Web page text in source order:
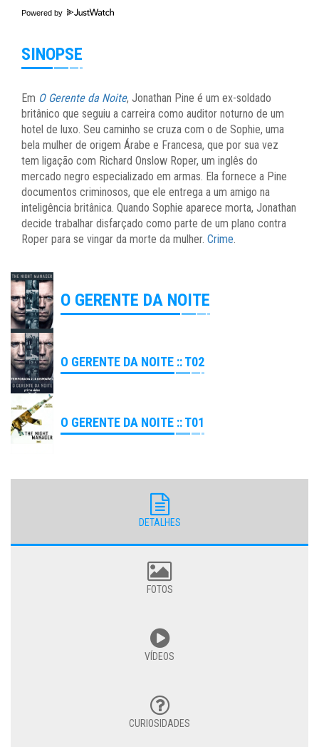
Powered by
SINOPSE
Em O Gerente da Noite, Jonathan Pine é um ex-soldado
britânico que seguiu a carreira como auditor noturno de um
hotel de luxo. Seu caminho se cruza com o de Sophie, uma
bela mulher de origem Árabe e Francesa, que por sua vez
tem ligação com Richard Onslow Roper, um inglês do
mercado negro especializado em armas. Ela fornece a Pine
documentos criminosos, que ele entrega a um amigo na
inteligência britânica. Quando Sophie aparece morta, Jonathan
decide trabalhar disfarçado como parte de um plano contra
Roper para se vingar da morte da mulher. Crime.
O GERENTE DA NOITE
O GERENTE DA NOITE :: T02
O GERENTE DA NOITE :: T01
DETALHES
FOTOS
VÍDEOS
CURIOSIDADES